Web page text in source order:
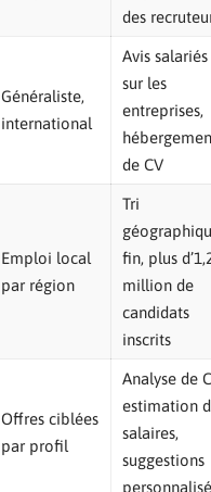
des
Généraliste,
international
Avis salariés
sur les
entreprises,
de CV
Emploi local
par région
Tri
fin, plus
million de
candidats
inscrits
Offres ciblées
par profil
Analyse de
estimation
salaires,
suggestions